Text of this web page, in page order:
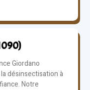
Giordano
désinsectisation à
Notre